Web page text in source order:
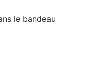
le bandeau